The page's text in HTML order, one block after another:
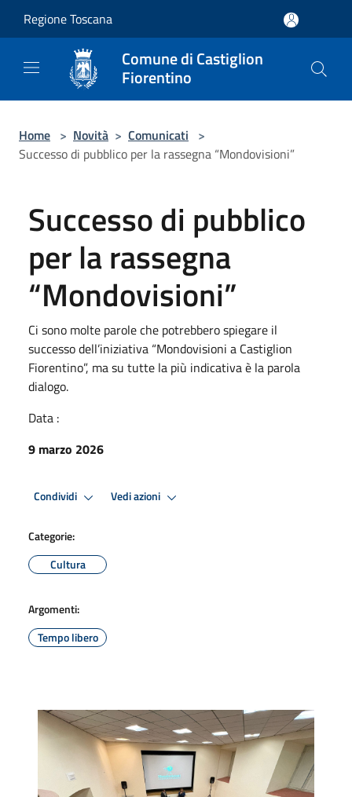
Regione Toscana
Comune di Castiglion
Fiorentino
Home > Novità > Comunicati >
Successo di pubblico per la rassegna “Mondovisioni”
Successo di pubblico
per la rassegna
“Mondovisioni”
Ci sono molte parole che potrebbero spiegare il
successo dell’iniziativa “Mondovisioni a Castiglion
Fiorentino”, ma su tutte la più indicativa è la parola
dialogo.
Data :
9 marzo 2026
Condividi Vedi azioni
Categorie:
Cultura
Argomenti:
Tempo libero